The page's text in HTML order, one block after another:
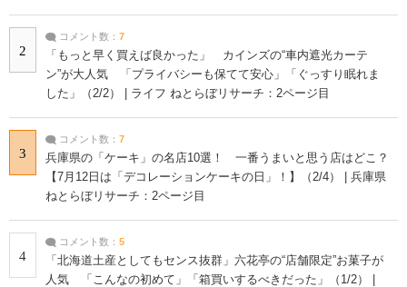
2
コメント数： 7
「もっと早く買えば良かった」 カインズの“車内遮光カーテ
ン”が大人気 「プライバシーも保てて安心」「ぐっすり眠れま
した」（2/2） | ライフ ねとらぼリサーチ：2ページ目
3
コメント数： 7
兵庫県の「ケーキ」の名店10選！ 一番うまいと思う店はどこ？
【7月12日は「デコレーションケーキの日」！】（2/4） | 兵庫県
ねとらぼリサーチ：2ページ目
4
コメント数： 5
「北海道土産としてもセンス抜群」六花亭の“店舗限定”お菓子が
人気 「こんなの初めて」「箱買いするべきだった」（1/2） |